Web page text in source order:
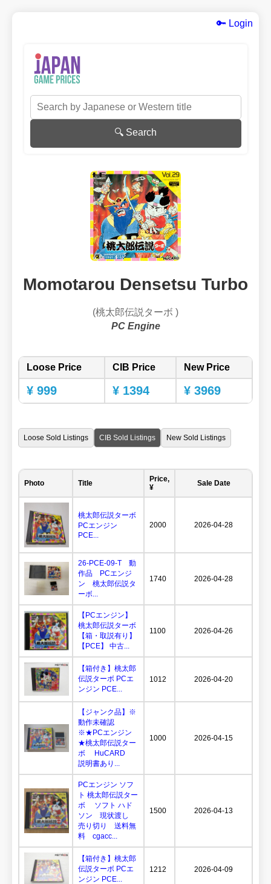
🔑 Login
🔍 Search
Momotarou Densetsu Turbo
(桃太郎伝説ターボ )
PC Engine
Loose Price CIB Price New Price
¥ 999 ¥ 1394 ¥ 3969
Loose Sold Listings CIB Sold Listings New Sold Listings
Photo Title
Price,
¥
Sale Date
桃太郎伝説ターボ
PCエンジン
PCE...
2000 2026-04-28
26-PCE-09-T 動
作品 PCエンジ
ン 桃太郎伝説タ
ーボ...
1740 2026-04-28
【PCエンジン】
桃太郎伝説ターボ
【箱・取説有り】
【PCE】 中古...
1100 2026-04-26
【箱付き】桃太郎
伝説ターボ PCエ
ンジン PCE...
1012 2026-04-20
【ジャンク品】※
動作未確認
※★PCエンジン
★桃太郎伝説ター
ボ HuCARD
説明書あり...
1000 2026-04-15
PCエンジン ソフ
ト 桃太郎伝説ター
ボ ソフト ハド
ソン 現状渡し
売り切り 送料無
料 cgacc...
1500 2026-04-13
【箱付き】桃太郎
伝説ターボ PCエ
ンジン PCE...
1212 2026-04-09